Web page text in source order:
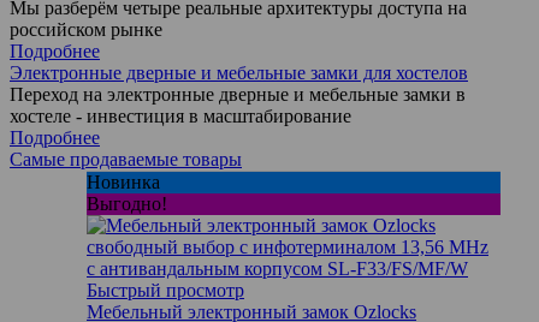
Мы разберём четыре реальные архитектуры доступа на
российском рынке
Подробнее
Электронные дверные и мебельные замки для хостелов
Переход на электронные дверные и мебельные замки в
хостеле - инвестиция в масштабирование
Подробнее
Самые продаваемые товары
Новинка
Выгодно!
Быстрый просмотр
Мебельный электронный замок Ozlocks